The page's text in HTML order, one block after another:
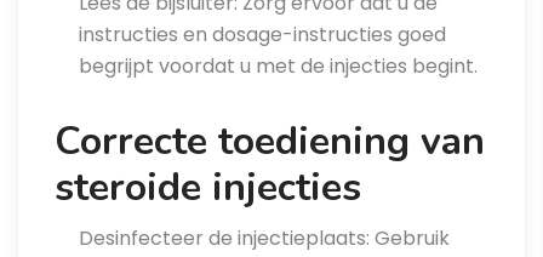
instructies en dosage-instructies goed
begrijpt voordat u met de injecties begint.
Correcte toediening van
steroide injecties
Desinfecteer de injectieplaats: Gebruik